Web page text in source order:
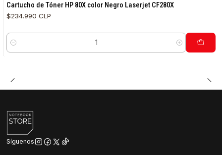
Cartucho de Tóner HP 80X color Negro Laserjet CF280X
$234.990 CLP
Cantidad
Síguenos